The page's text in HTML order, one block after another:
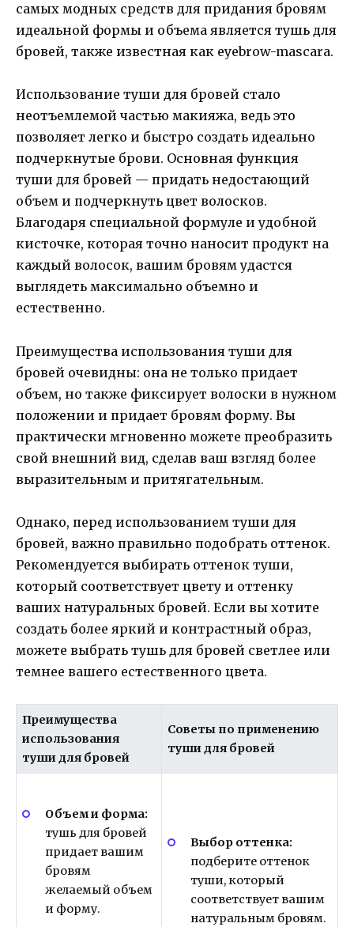
самых модных средств для придания бровям
идеальной формы и объема является тушь для
бровей, также известная как eyebrow-mascara.
Использование туши для бровей стало
неотъемлемой частью макияжа, ведь это
позволяет легко и быстро создать идеально
подчеркнутые брови. Основная функция
туши для бровей — придать недостающий
объем и подчеркнуть цвет волосков.
Благодаря специальной формуле и удобной
кисточке, которая точно наносит продукт на
каждый волосок, вашим бровям удастся
выглядеть максимально объемно и
естественно.
Преимущества использования туши для
бровей очевидны: она не только придает
объем, но также фиксирует волоски в нужном
положении и придает бровям форму. Вы
практически мгновенно можете преобразить
свой внешний вид, сделав ваш взгляд более
выразительным и притягательным.
Однако, перед использованием туши для
бровей, важно правильно подобрать оттенок.
Рекомендуется выбирать оттенок туши,
который соответствует цвету и оттенку
ваших натуральных бровей. Если вы хотите
создать более яркий и контрастный образ,
можете выбрать тушь для бровей светлее или
темнее вашего естественного цвета.
Преимущества
использования
туши для бровей
Советы по применению
туши для бровей
Объем и форма:
тушь для бровей
придает вашим
бровям
желаемый объем
и форму.
Выбор оттенка:
подберите оттенок
туши, который
соответствует вашим
натуральным бровям.